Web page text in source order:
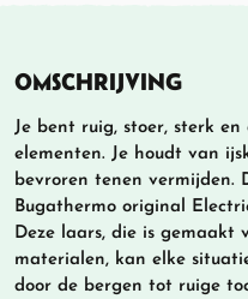
OMSCHRIJVING
Je bent ruig, stoer, sterk
elementen. Je houdt van
bevroren tenen vermijden.
Bugathermo original
Deze laars, die is gemaakt
materialen, kan elke
door de bergen tot ruige